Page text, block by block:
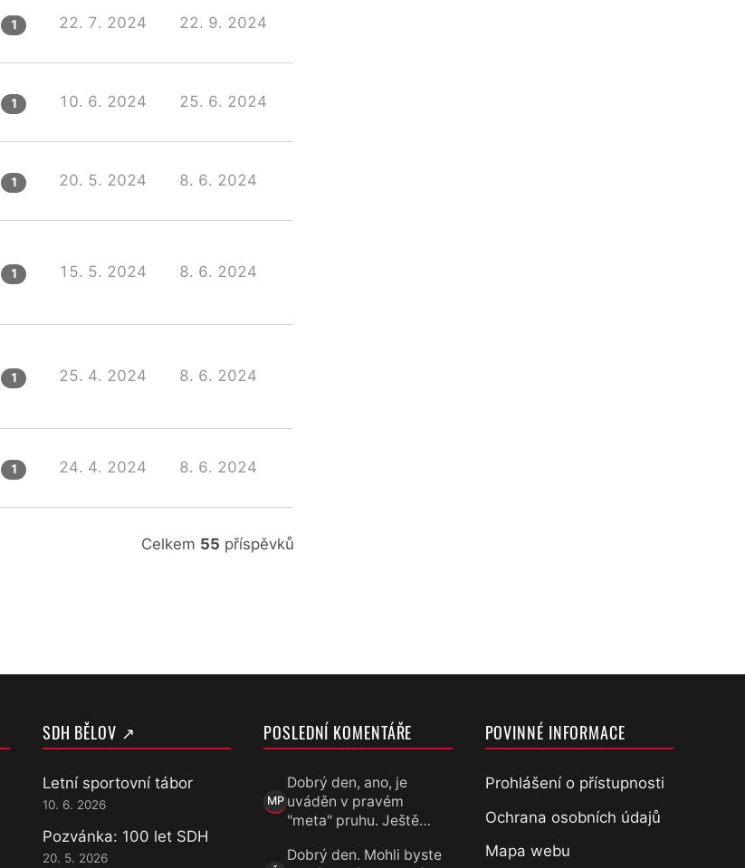
1 22. 7. 2024 22. 9. 2024
1 10. 6. 2024 25. 6. 2024
1 20. 5. 2024 8. 6. 2024
1 15. 5. 2024 8. 6. 2024
1 25. 4. 2024 8. 6. 2024
1 24. 4. 2024 8. 6. 2024
Celkem 55 příspěvků
SDH BĚLOV ↗
Letní sportovní tábor
10. 6. 2026
Pozvánka: 100 let SDH
20. 5. 2026
POSLEDNÍ KOMENTÁŘE
MP
Marek Přecechtěl
Dobrý den, ano, je
uváděn v pravém
"meta" pruhu. Ještě…
Dobrý den. Mohli byste
POVINNÉ INFORMACE
Prohlášení o přístupnosti
Ochrana osobních údajů
Mapa webu